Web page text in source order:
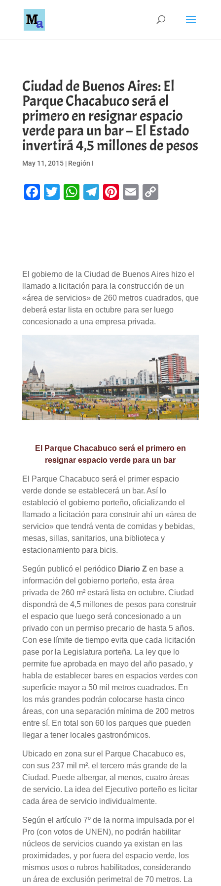
Ciudad de Buenos Aires: El
Parque Chacabuco será el
primero en resignar espacio
verde para un bar – El Estado
invertirá 4,5 millones de pesos
May 11, 2015| Región I
Facebook
Twitter
WhatsApp
Telegram
Pinterest
EmailCopy
El gobierno de la Ciudad de Buenos Aires hizo el
llamado a licitación para la construcción de un
«área de servicios» de 260 metros cuadrados, que
deberá estar lista en octubre para ser luego
concesionado a una empresa privada.
El Parque Chacabuco será el primero en
resignar espacio verde para un bar
El Parque Chacabuco será el primer espacio
verde donde se establecerá un bar. Así lo
estableció el gobierno porteño, oficializando el
llamado a licitación para construir ahí un «área de
servicio» que tendrá venta de comidas y bebidas,
mesas, sillas, sanitarios, una biblioteca y
estacionamiento para bicis.
Según publicó el periódico Diario Zen base a
información del gobierno porteño, esta área
privada de 260 m² estará lista en octubre. Ciudad
dispondrá de 4,5 millones de pesos para construir
el espacio que luego será concesionado a un
privado con un permiso precario de hasta 5 años.
Con ese límite de tiempo evita que cada licitación
pase por la Legislatura porteña. La ley que lo
permite fue aprobada en mayo del año pasado, y
habla de establecer bares en espacios verdes con
superficie mayor a 50 mil metros cuadrados. En
los más grandes podrán colocarse hasta cinco
áreas, con una separación mínima de 200 metros
entre sí. En total son 60 los parques que pueden
llegar a tener locales gastronómicos.
Ubicado en zona sur el Parque Chacabuco es,
con sus 237 mil m², el tercero más grande de la
Ciudad. Puede albergar, al menos, cuatro áreas
de servicio. La idea del Ejecutivo porteño es licitar
cada área de servicio individualmente.
Según el artículo 7º de la norma impulsada por el
Pro (con votos de UNEN), no podrán habilitar
núcleos de servicios cuando ya existan en las
proximidades, y por fuera del espacio verde, los
mismos usos o rubros habilitados, considerando
un área de exclusión perimetral de 70 metros. La